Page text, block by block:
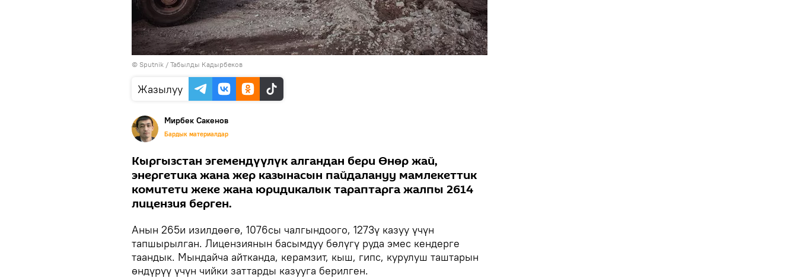
© Sputnik / Табылды Кадырбеков
Жазылуу
Мирбек Сакенов
Бардык материалдар
Кыргызстан эгемендүүлүк алгандан бери Өнөр жай,
энергетика жана жер казынасын пайдалануу мамлекеттик
комитети жеке жана юридикалык тараптарга жалпы 2614
лицензия берген.
Анын 265и изилдөөгө, 1076сы чалгындоого, 1273ү казуу үчүн
тапшырылган. Лицензиянын басымдуу бөлүгү руда эмес кендерге
таандык. Мындайча айтканда, керамзит, кыш, гипс, курулуш таштарын
өндүрүү үчүн чийки заттарды казууга берилген.